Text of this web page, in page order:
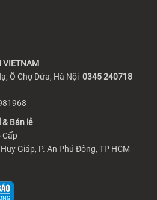
VIETNAM
Ô Chợ Dừa, Hà Nội 0345 240718
& Bán lẻ
Cấp
Giáp, P. An Phú Đông, TP HCM -